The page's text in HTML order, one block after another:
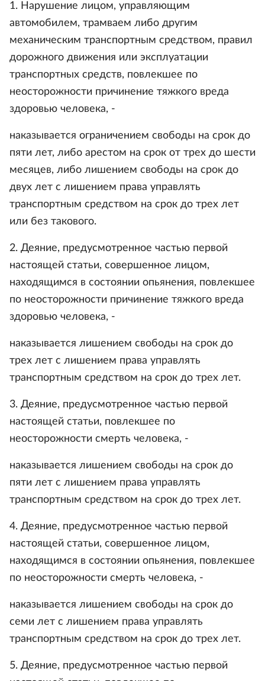
1. Нарушение лицом, управляющим
автомобилем, трамваем либо другим
механическим транспортным средством, правил
дорожного движения или эксплуатации
транспортных средств, повлекшее по
неосторожности причинение тяжкого вреда
здоровью человека, -
наказывается ограничением свободы на срок до
пяти лет, либо арестом на срок от трех до шести
месяцев, либо лишением свободы на срок до
двух лет с лишением права управлять
транспортным средством на срок до трех лет
или без такового.
2. Деяние, предусмотренное частью первой
настоящей статьи, совершенное лицом,
находящимся в состоянии опьянения, повлекшее
по неосторожности причинение тяжкого вреда
здоровью человека, -
наказывается лишением свободы на срок до
трех лет с лишением права управлять
транспортным средством на срок до трех лет.
3. Деяние, предусмотренное частью первой
настоящей статьи, повлекшее по
неосторожности смерть человека, -
наказывается лишением свободы на срок до
пяти лет с лишением права управлять
транспортным средством на срок до трех лет.
4. Деяние, предусмотренное частью первой
настоящей статьи, совершенное лицом,
находящимся в состоянии опьянения, повлекшее
по неосторожности смерть человека, -
наказывается лишением свободы на срок до
семи лет с лишением права управлять
транспортным средством на срок до трех лет.
5. Деяние, предусмотренное частью первой